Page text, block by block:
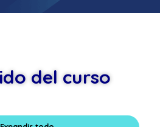
del curso